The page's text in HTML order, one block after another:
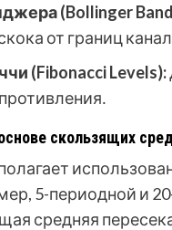
(Bollinger
от границ
(Fibonacci Levels):
скользящих
5-периодной и
средняя